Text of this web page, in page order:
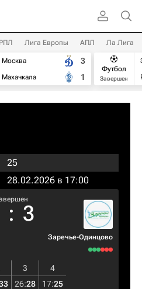
РПЛ Лига Европы АПЛ Ла Лига
3
1
Футбол
Завершен
25
28.02.2026 в 17:00
: 3
Заречье-Одинцово
3
4
26:28 17:25